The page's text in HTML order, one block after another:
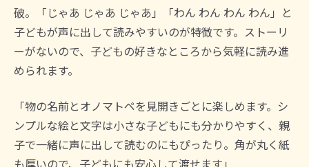
破。「じゃあ じゃあ じゃあ」「わん わん わん わん」と
子どもが声に出して読みやすいのが特徴です。ストーリ
ーがないので、子どもの好きなところから気軽に読み進
められます。
「物の名前とオノマトペを見開きごとに楽しめます。シ
ンプルな絵と文字は小さな子どもにも分かりやすく、親
子で一緒に声に出して読むのにもぴったり。角が丸く紙
も厚いので、子どもにも安心して渡せます」